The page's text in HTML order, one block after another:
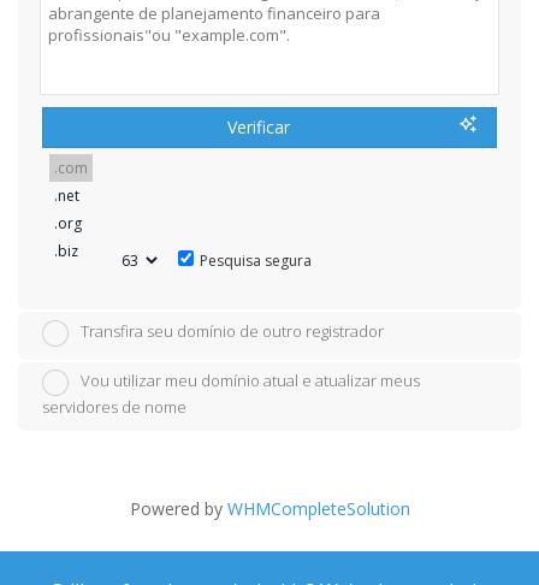
Verificar
Pesquisa segura
Transfira seu domínio de outro registrador
Vou utilizar meu domínio atual e atualizar meus
servidores de nome
Powered by WHMCompleteSolution